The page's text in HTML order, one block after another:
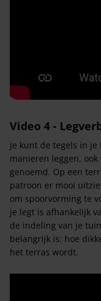
Video 4 -
Je kunt de tegels in
manieren leggen,
genoemd. Op een
patroon er mooi
om spoorvorming te
je legt is afhankelijk
de indeling van je
belangrijk is: hoe
het terras wordt.